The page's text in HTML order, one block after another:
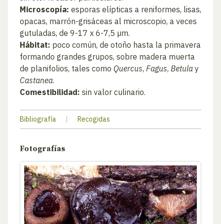
Microscopía: esporas elípticas a reniformes, lisas,
opacas, marrón-grisáceas al microscopio, a veces
gutuladas, de 9-17 x 6-7,5 µm.
Hábitat: poco común, de otoño hasta la primavera
formando grandes grupos, sobre madera muerta
de planifolios, tales como Quercus, Fagus, Betula y
Castanea.
Comestibilidad: sin valor culinario.
Bibliografía | Recogidas
Fotografías